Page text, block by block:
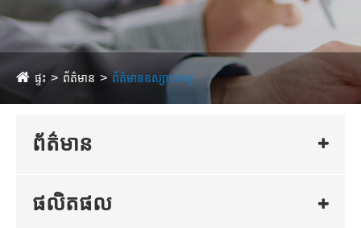
ផ្ទះ ព័ត៌មាន ព័ត៌មានឧស្សាហកម្ម
ព័ត៌មាន
ផលិតផល